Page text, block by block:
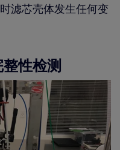
滤芯壳体发生任何变
性检测